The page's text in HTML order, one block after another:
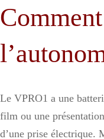
Le VPRO1 a une
film ou une
d’une prise électrique.